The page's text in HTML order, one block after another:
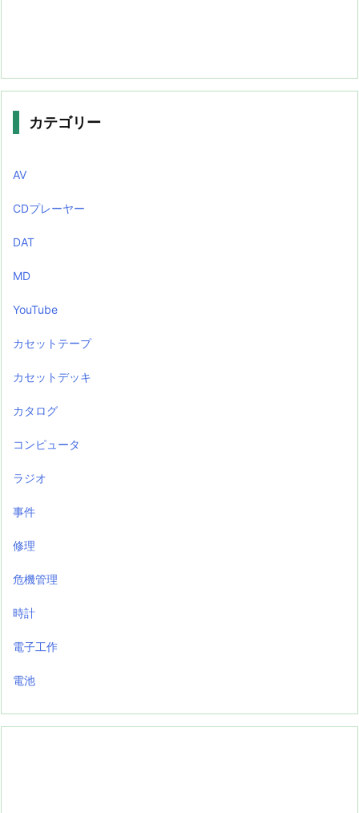
カテゴリー
AV
CDプレーヤー
DAT
MD
YouTube
カセットテープ
カセットデッキ
カタログ
コンピュータ
ラジオ
事件
修理
危機管理
時計
電子工作
電池